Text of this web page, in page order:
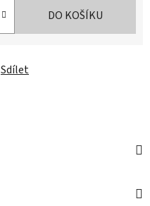
DO KOŠÍKU
Sdílet